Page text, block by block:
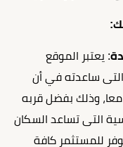
: يعتبر الموقع
التى ساعدته في أن
معا، وذلك بفضل قربه
التى تساعد السكان
للمستثمر كافة